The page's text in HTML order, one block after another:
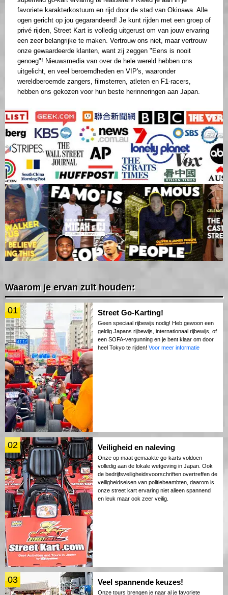
favoriete karakterkostuum en rijd door de stad van Okinawa. Alle
ogen gericht op jou gegarandeerd! Je kunt rijden met een groep of
privé rijden, Street Kart is volledig uitgerust om van jouw ervaring
een zeer belangrijke te maken. Vertrouw ons niet, maar vertrouw
onze gewaardeerde klanten, want zij zeggen "Eens is nooit
genoeg"! Nieuwsmedia van over de hele wereld hebben ons
uitgelicht, en veel beroemdheden en VIP's, waaronder
wereldberoemde zangers, filmsterren, atleten en F1-racers,
hebben ons gekozen voor hun beste herinneringen aan Japan.
Waarom je ervan zult houden:
01 Street Go-Karting!
Geen speciaal rijbewijs nodig! Heb gewoon een
geldig Japans rijbewijs, internationaal rijbewijs, of
een SOFA-vergunning en je bent klaar om door
heel Tokyo te rijden! Voor meer informatie
02 Veiligheid en naleving
Onze op maat gemaakte go-karts voldoen
volledig aan de lokale wetgeving in Japan. Ook
de bedrijfsveiligheidsvoorschriften overtreffen de
veiligheidseisen van politiebeambten, daarom is
onze street kart ervaring niet alleen spannend
en leuk maar ook zeer veilig.
03 Veel spannende keuzes!
Onze tours brengen je naar al je favoriete